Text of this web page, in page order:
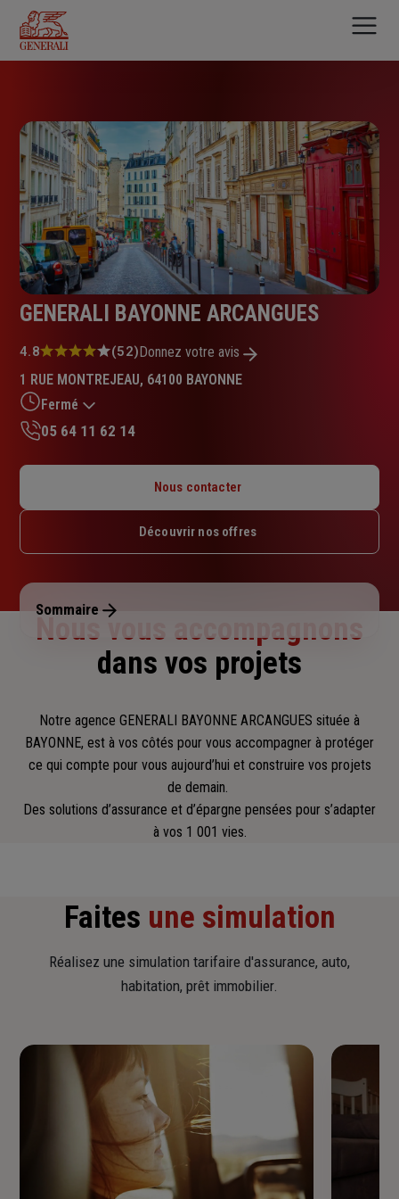
contenu
principal
GENERALI BAYONNE ARCANGUES
Note
4.8
sur
5
étoiles
4.8 (52)Donnez votre avis
1 RUE MONTREJEAU, 64100 BAYONNE
Fermé
Mardi : 08h30 – 17h30
Jeudi : 08h30 – 17h30
Dimanche : Fermé
05 64 11 62 14
Nous contacter
Découvrir nos offres
Sommaire
Nous vous accompagnons
dans vos projets
Notre agence GENERALI BAYONNE ARCANGUES située à
BAYONNE, est à vos côtés pour vous accompagner à protéger
ce qui compte pour vous aujourd’hui et construire vos projets
de demain.
Des solutions d’assurance et d’épargne pensées pour s’adapter
à vos 1 001 vies.
Faites une simulation
Réalisez une simulation tarifaire d'assurance, auto,
habitation, prêt immobilier.